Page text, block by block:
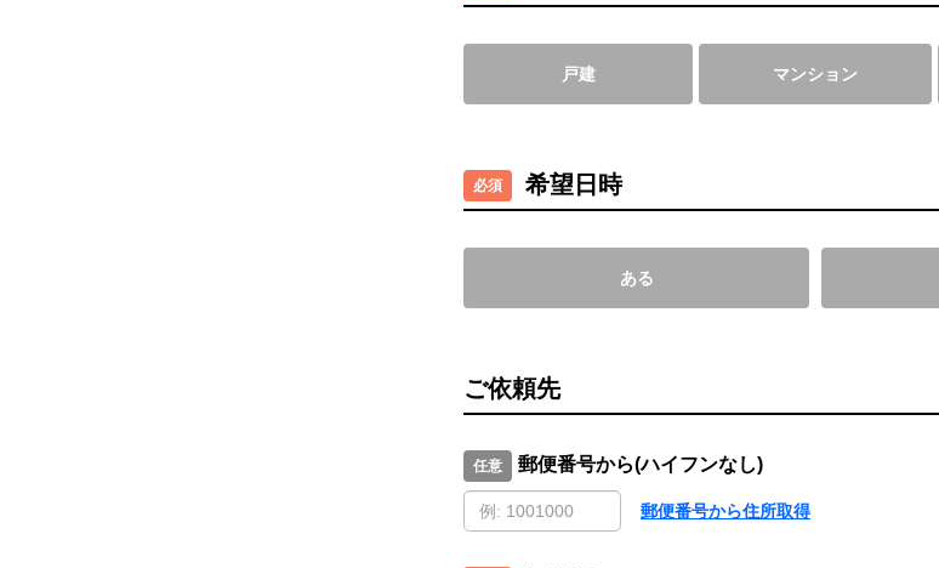
戸建 マンション
希望日時
ある
ご依頼先
郵便番号から(ハイフンなし)
郵便番号から住所取得